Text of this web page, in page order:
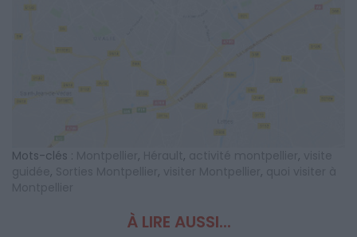
Mots-clés : , , ,
, , ,
À LIRE AUSSI...